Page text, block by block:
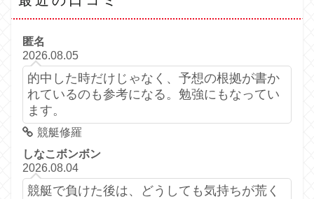
匿名
2026.08.05
的中した時だけじゃなく、予想の根拠が書か
れているのも参考になる。勉強にもなってい
ます。
競艇修羅
しなこボンボン
2026.08.04
競艇で負けた後は、どうしても気持ちが荒く